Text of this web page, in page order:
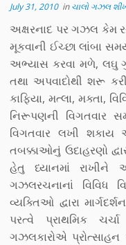
July 31, 2010inચાલો ગઝલ
અક્ષરનાદ પર ગઝલ કેમ
મૂકવાની ઈચ્છા લાંબા
અભ્યાસ કરવા મળે, લઘુ
તથા અપવાદોથી શરૂ
કાફિયા, મત્લા, મક્તા,
નિરૂપણની વિગતવાર
વિગતવાર લખી શકાય
તબક્કાઓનું ઉદાહરણો
હેતુ ધ્યાનમાં
ગઝલરચનાનાં વિવિધ
વ્યક્તિઓ દ્વારા
પરત્વે પ્રાથમિક
ગઝલકારોએ